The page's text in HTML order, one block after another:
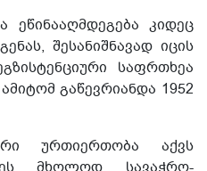
კიდეც
შესანიშნავად იცის
საფრთხეა
გაწევრიანდა 1952
ურთიერთობა აქვს
მხოლოდ სავაჭრო-